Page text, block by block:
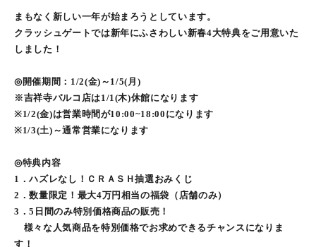
まもなく新しい一年が始まろうとしています。
クラッシュゲートでは新年にふさわしい新春4大特典をご用意いた
しました！
◎開催期間：1/2(金)～1/5(月)
※吉祥寺パルコ店は1/1(木)休館になります
※1/2(金)は営業時間が10:00~18:00になります
※1/3(土)～通常営業になります
◎特典内容
1．ハズレなし！ＣＲＡＳＨ抽選おみくじ
2．数量限定！最大4万円相当の福袋（店舗のみ）
3．5日間のみ特別価格商品の販売！
様々な人気商品を特別価格でお求めできるチャンスになりま
す！